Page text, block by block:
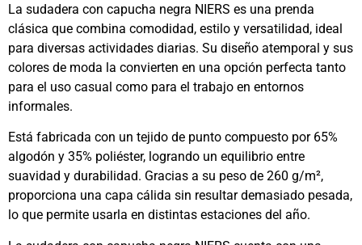
La sudadera con capucha negra NIERS es una prenda
clásica que combina comodidad, estilo y versatilidad, ideal
para diversas actividades diarias. Su diseño atemporal y sus
colores de moda la convierten en una opción perfecta tanto
para el uso casual como para el trabajo en entornos
informales.
Está fabricada con un tejido de punto compuesto por 65%
algodón y 35% poliéster, logrando un equilibrio entre
suavidad y durabilidad. Gracias a su peso de 260 g/m²,
proporciona una capa cálida sin resultar demasiado pesada,
lo que permite usarla en distintas estaciones del año.